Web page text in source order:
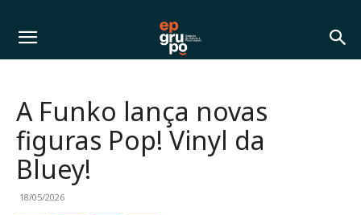
A Funko lança novas
figuras Pop! Vinyl da
Bluey!
18/05/2026